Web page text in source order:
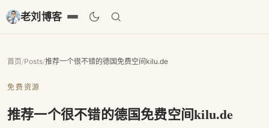
老刘博客
首页/Posts/推荐一个很不错的德国免费空间kilu.de
免费资源
推荐一个很不错的德国免费空间kilu.de